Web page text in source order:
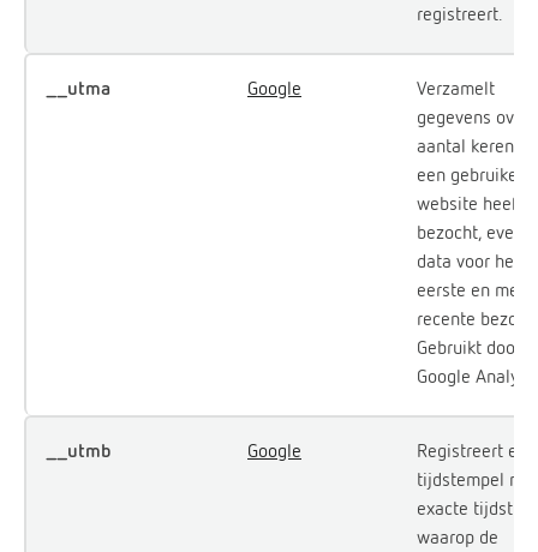
registreert.
__utma Google
Verzamelt
gegevens over
aantal keren
een gebruiker
website heeft
bezocht,
data voor het
eerste en
recente
Gebruikt door
Google
__utmb Google
Registreert een
tijdstempel
exacte tijdstip
waarop de